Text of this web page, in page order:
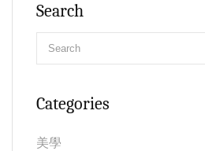
Search
Categories
美學